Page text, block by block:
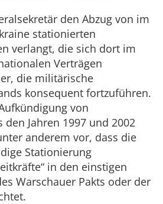
den Abzug von im
stationierten
verlangt, die sich dort im
Verträgen
die militärische
konsequent fortzuführen.
von
Jahren 1997 und 2002
anderem vor, dass die
Stationierung
in den einstigen
Warschauer Pakts oder der